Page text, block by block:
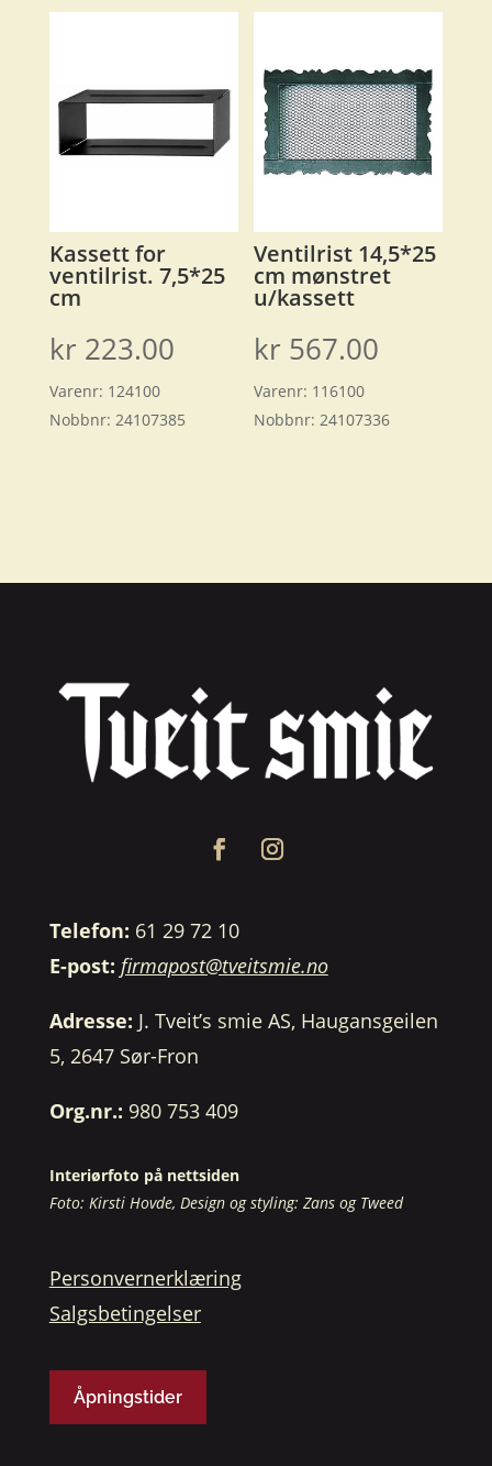
Kassett for
ventilrist. 7,5*25
cm
kr 223.00
Varenr: 124100
Nobbnr: 24107385
Ventilrist 14,5*25
cm mønstret
u/kassett
kr 567.00
Varenr: 116100
Nobbnr:24107336
Telefon: 61 29 72 10
E-post: firmapost@tveitsmie.no
Adresse: J. Tveit’s smie AS, Haugansgeilen
5, 2647 Sør-Fron
Org.nr.: 980 753 409
Interiørfoto på nettsiden
Foto: Kirsti Hovde, Design og styling: Zans og Tweed
Personvernerklæring
Salgsbetingelser
Åpningstider